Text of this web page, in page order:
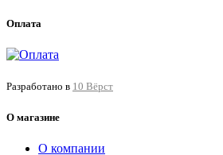
Оплата
Разработано в 10 Вёрст
О магазине
О компании